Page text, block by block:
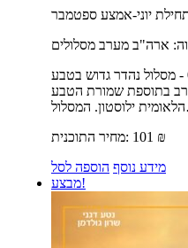
יוני-אמצע ספטמבר
ארה"ב מערב מסלולים
תוכנית טיול מערב 020 - מסלול נהדר גדוש בטבע
בתוספת שמורת הטבע
מחיר התוכנית: 101 ₪
מידע נוסף הוספה לסל
מבצע!